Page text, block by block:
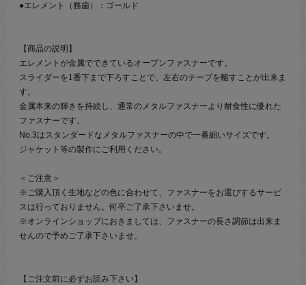
●エレメント（務歯）：ゴールド
【商品の説明】
エレメントが金属でできているオープンファスナーです。
スライダーを1番下まで下ろすことで、左右のテープを離すことが出来ま
す。
金属本来の輝きを持続し、通常のメタルファスナーより耐食性に優れた
ファスナーです。
No.3はスタンダードなメタルファスナーの中で一番細いサイズです。
ジャケット等の製作にご利用ください。
＜ご注意＞
※ご購入頂く生地などの色に合わせて、ファスナーをお選びするサービ
スは行っておりません。何卒ご了承下さいませ。
※オンラインショップにおきましては、ファスナーの長さ調節は出来ま
せんので予めご了承下さいませ。
【ご注文前に必ずお読み下さい】